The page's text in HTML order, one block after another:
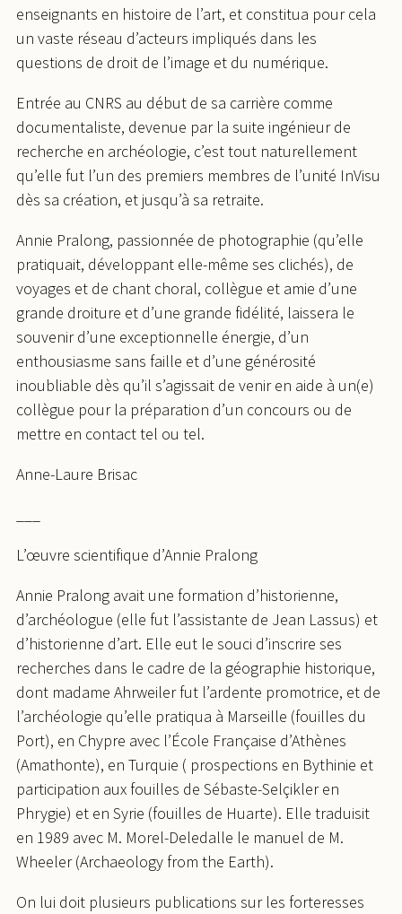
enseignants en histoire de l’art, et constitua pour cela
un vaste réseau d’acteurs impliqués dans les
questions de droit de l’image et du numérique.
Entrée au CNRS au début de sa carrière comme
documentaliste, devenue par la suite ingénieur de
recherche en archéologie, c’est tout naturellement
qu’elle fut l’un des premiers membres de l’unité InVisu
dès sa création, et jusqu’à sa retraite.
Annie Pralong, passionnée de photographie (qu’elle
pratiquait, développant elle-même ses clichés), de
voyages et de chant choral, collègue et amie d’une
grande droiture et d’une grande fidélité, laissera le
souvenir d’une exceptionnelle énergie, d’un
enthousiasme sans faille et d’une générosité
inoubliable dès qu’il s’agissait de venir en aide à un(e)
collègue pour la préparation d’un concours ou de
mettre en contact tel ou tel.
Anne-Laure Brisac
L’œuvre scientifique d’Annie Pralong
Annie Pralong avait une formation d’historienne,
d’archéologue (elle fut l’assistante de Jean Lassus) et
d’historienne d’art. Elle eut le souci d’inscrire ses
recherches dans le cadre de la géographie historique,
dont madame Ahrweiler fut l’ardente promotrice, et de
l’archéologie qu’elle pratiqua à Marseille (fouilles du
Port), en Chypre avec l’École Française d’Athènes
(Amathonte), en Turquie ( prospections en Bythinie et
participation aux fouilles de Sébaste-Selçikler en
Phrygie) et en Syrie (fouilles de Huarte). Elle traduisit
en 1989 avec M. Morel-Deledalle le manuel de M.
Wheeler (Archaeology from the Earth).
On lui doit plusieurs publications sur les forteresses